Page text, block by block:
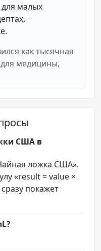
малых
как тысячная
медицины,
США в
ложка США».
«result = value ×
покажет